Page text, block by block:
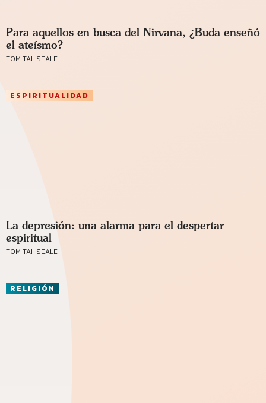
Para aquellos en busca del Nirvana, ¿Buda enseñó
el ateísmo?
TOM TAI-SEALE
ESPIRITUALIDAD
La depresión: una alarma para el despertar
espiritual
TOM TAI-SEALE
RELIGIÓN